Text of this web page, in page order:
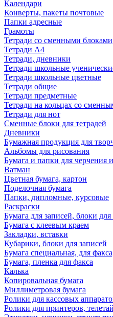
Календари
Конверты, пакеты почтовые
Папки адресные
Грамоты
Тетради со сменными блоками
Тетради А4
Тетради, дневники
Тетради школьные
Тетради школьные цветные
Тетради общие
Тетради предметные
Тетради на кольцах со
Тетради для нот
Сменные блоки для тетрадей
Дневники
Бумажная продукция для
Альбомы для рисования
Бумага и папки для черчения
Ватман
Цветная бумага, картон
Поделочная бумага
Папки, дипломные, курсовые
Раскраски
Бумага для записей, блоки для
Бумага с клеевым краем
Закладки, вставки
Кубарики, блоки для записей
Бумага специальная, для
Бумага, пленка для факса
Калька
Копировальная бумага
Миллиметровая бумага
Ролики для кассовых
Ролики для принтеров,